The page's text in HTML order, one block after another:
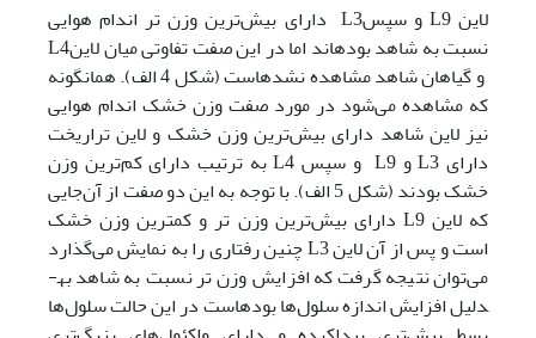
لاین L9‌ و سپسL3 دارای بیش‌ترین وزن تر اندام هوایی
نسبت به شاهد بوده­اند اما در این صفت تفاوتی میان لاینL4
و گیاهان شاهد مشاهده نشده­است (شکل 4 الف). همانگونه
که مشاهده می‌شود در مورد صفت وزن خشک اندام هوایی
نیز لاین شاهد دارای بیش‌ترین وزن خشک و لاین تراریخت
دارای L3 و L9 و سپس L4 به ترتیب دارای کم‌ترین وزن
خشک بودند (شکل 5 الف). با توجه به این دو صفت از آن‌جایی
که لاین L9 دارای بیش‌ترین وزن تر و کم­ترین وزن خشک
است و پس از آن لاین L3 چنین رفتاری را به نمایش می‌گذارد
می‌توان نتیجه گرفت که افزایش وزن تر نسبت به شاهد به­
دلیل افزایش اندازه سلول‌ها بوده­است در این حالت سلول‌ها